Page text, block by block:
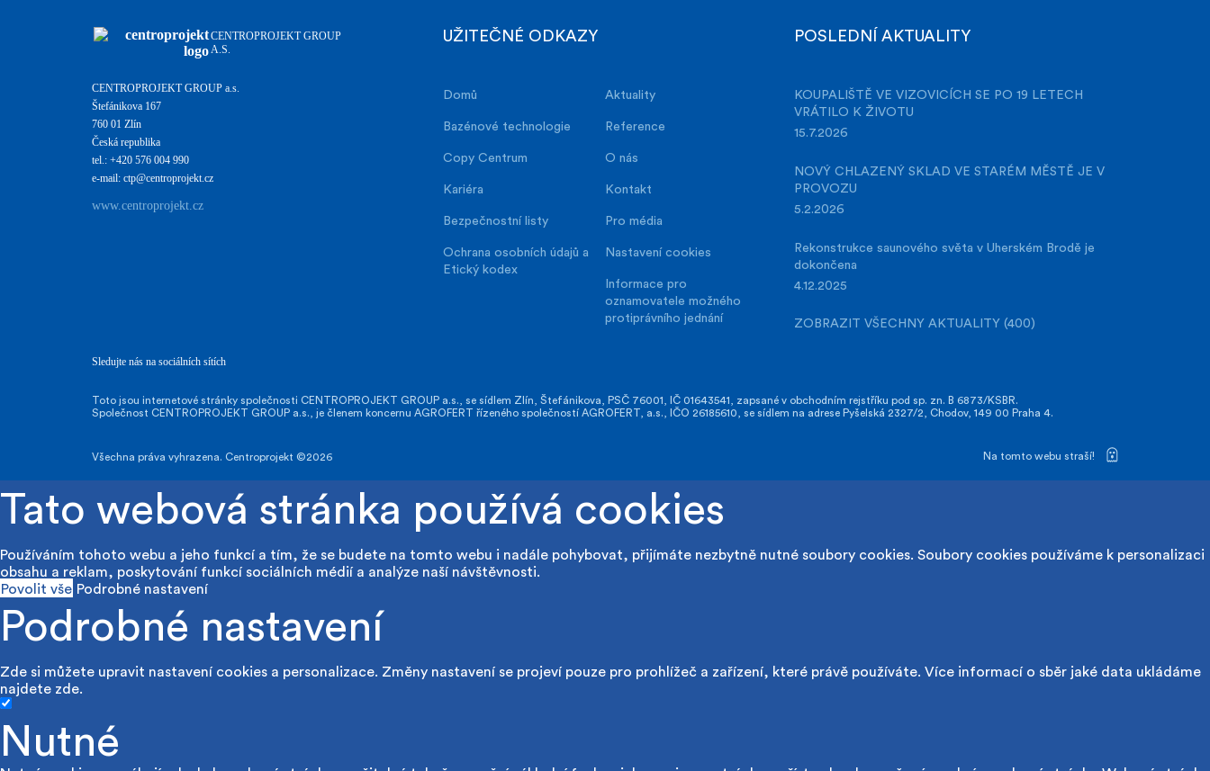
CENTROPROJEKT GROUP
A.S.
CENTROPROJEKT GROUP a.s.
Štefánikova 167
760 01 Zlín
Česká republika
tel.: +420 576 004 990
e-mail: ctp@centroprojekt.cz
www.centroprojekt.cz
UŽITEČNÉ ODKAZY
Domů Aktuality
Bazénové technologie Reference
Copy Centrum O nás
Kariéra Kontakt
Bezpečnostní listy Pro média
Ochrana osobních údajů a
Etický kodex
Nastavení cookies
Informace pro
oznamovatele možného
protiprávního jednání
POSLEDNÍ AKTUALITY
KOUPALIŠTĚ VE VIZOVICÍCH SE PO 19 LETECH
VRÁTILO K ŽIVOTU
15.7.2026
NOVÝ CHLAZENÝ SKLAD VE STARÉM MĚSTĚ JE V
PROVOZU
5.2.2026
Rekonstrukce saunového světa v Uherském Brodě je
dokončena
4.12.2025
ZOBRAZIT VŠECHNY AKTUALITY (400)
Sledujte nás na sociálních sítích
Toto jsou internetové stránky společnosti CENTROPROJEKT GROUP a.s., se sídlem Zlín, Štefánikova, PSČ 76001, IČ 01643541, zapsané v obchodním rejstříku pod sp. zn. B 6873/KSBR.
Společnost CENTROPROJEKT GROUP a.s., je členem koncernu AGROFERT řízeného společností AGROFERT, a.s., IČO 26185610, se sídlem na adrese Pyšelská 2327/2, Chodov, 149 00 Praha 4.
Všechna práva vyhrazena. Centroprojekt ©2026 Na tomto webu straší!
Tato webová stránka používá cookies
Používáním tohoto webu a jeho funkcí a tím, že se budete na tomto webu i nadále pohybovat, přijímáte nezbytně nutné soubory cookies. Soubory cookies používáme k personalizaci
obsahu a reklam, poskytování funkcí sociálních médií a analýze naší návštěvnosti.
Povolit vše Podrobné nastavení
Podrobné nastavení
Zde si můžete upravit nastavení cookies a personalizace. Změny nastavení se projeví pouze pro prohlížeč a zařízení, které právě používáte. Více informací o sběr jaké data ukládáme
najdete zde.
Nutné